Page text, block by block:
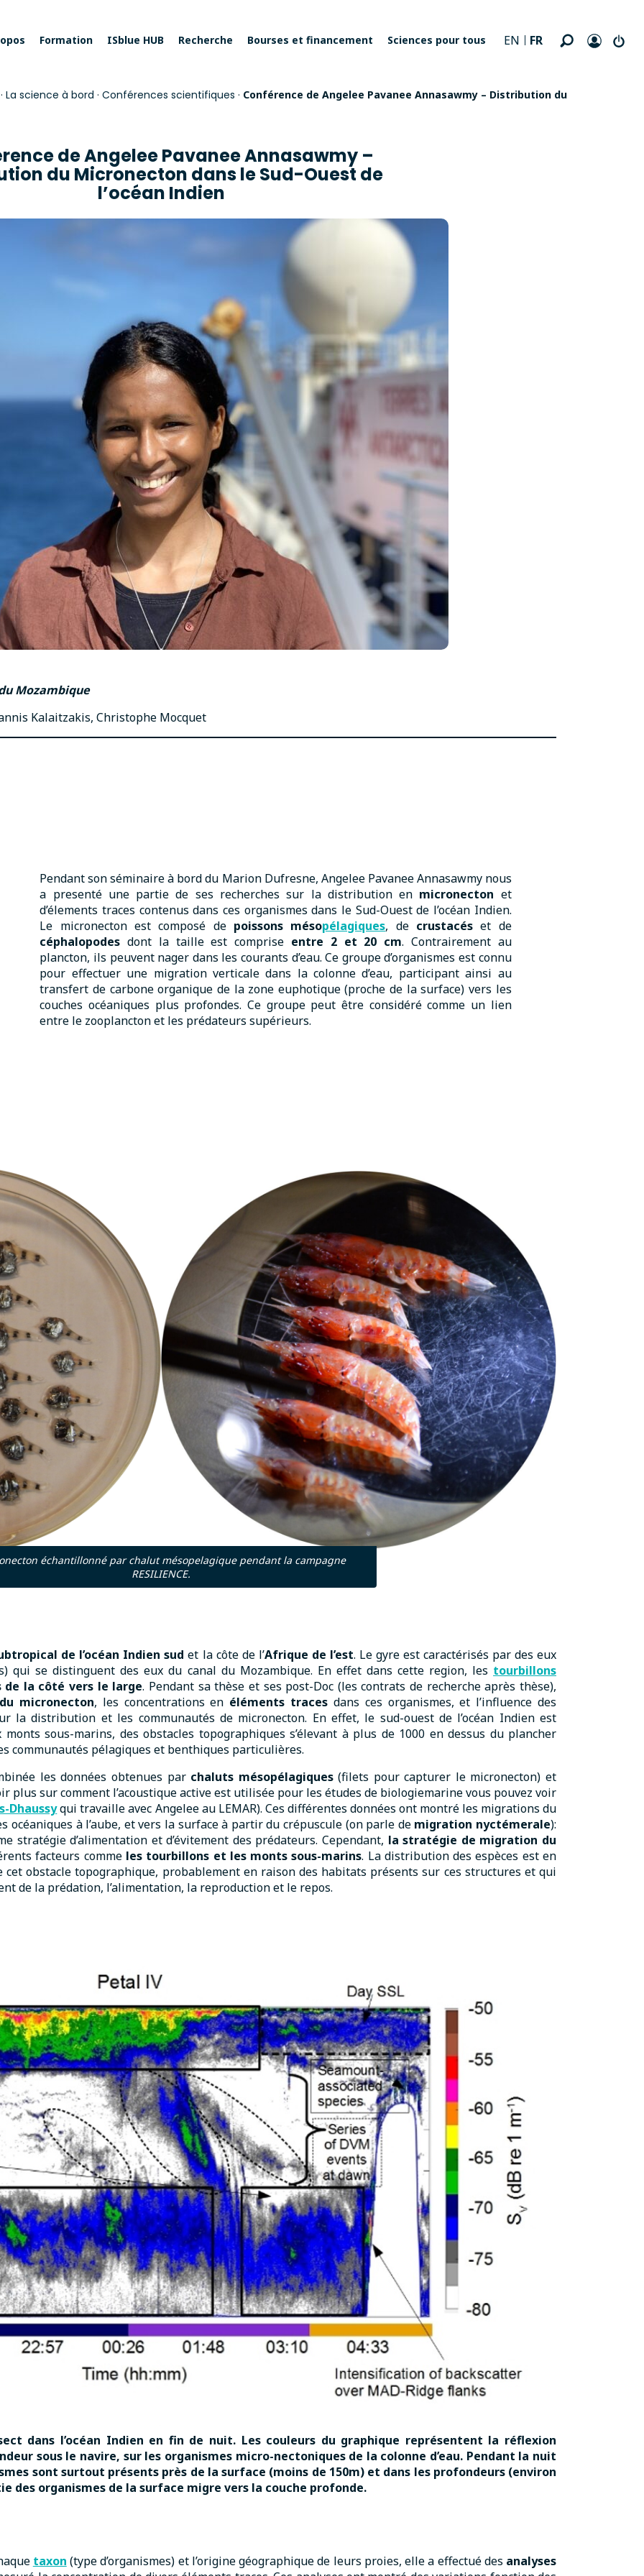
Formation ISblue HUB Recherche Bourses et financement Sciences pour tous EN FR
La science à bord · Conférences scientifiques · Conférence de Angelee Pavanee Annasawmy – Distribution du
de Angelee Pavanee Annasawmy –
du Micronecton dans le Sud-Ouest de
l’océan Indien
Mozambique
Kalaitzakis, Christophe Mocquet
Pendant son séminaire à bord du Marion Dufresne, Angelee Pavanee Annasawmy nous
a presenté une partie de ses recherches sur la distribution en micronecton et
d’élements traces contenus dans ces organismes dans le Sud-Ouest de l’océan Indien.
Le micronecton est composé de poissons mésopélagiques, de crustacéset de
céphalopodes dont la taille est comprise entre 2 et 20 cm. Contrairement au
plancton, ils peuvent nager dans les courants d’eau. Ce groupe d’organismes est connu
pour effectuer une migration verticale dans la colonne d’eau, participant ainsi au
transfert de carbone organique de la zone euphotique (proche de la surface) vers les
couches océaniques plus profondes. Ce groupe peut être considéré comme un lien
entre le zooplancton et les prédateurs supérieurs.
échantillonné par chalut mésopelagique pendant la campagne
RESILIENCE.
de l’océan Indien sud et la côte de l’Afrique de l’est. Le gyre est caractérisés par des eux
qui se distinguent des eux du canal du Mozambique. En effet dans cette region, les tourbillons
la côté vers le large. Pendant sa thèse et ses post-Doc (les contrats de recherche après thèse),
micronecton, les concentrations en éléments traces dans ces organismes, et l’influence des
la distribution et les communautés de micronecton. En effet, le sud-ouest de l’océan Indien est
sous-marins, des obstacles topographiques s’élevant à plus de 1000 en dessus du plancher
communautés pélagiques et benthiques particulières.
les données obtenues par chaluts mésopélagiques(filets pour capturer le micronecton) et
plus sur comment l’acoustique active est utilisée pour les études de biologiemarine vous pouvez voir
Dhaussyqui travaille avec Angelee au LEMAR). Ces différentes données ont montré les migrations du
océaniques à l’aube, et vers la surface à partir du crépuscule (on parle de migration nyctémerale):
stratégie d’alimentation et d’évitement des prédateurs. Cependant, la stratégie de migration du
facteurs commeles tourbillons et les monts sous-marins. La distribution des espèces est en
obstacle topographique, probablement en raison des habitats présents sur ces structures et qui
de la prédation, l’alimentation, la reproduction et le repos.
dans l’océan Indien en fin de nuit. Les couleurs du graphique représentent la réflexion
sous le navire, sur les organismes micro-nectoniques de la colonne d’eau. Pendant la nuit
sont surtout présents près de la surface (moins de 150m) et dans les profondeurs (environ
des organismes de la surface migre vers la couche profonde.
taxon (type d’organismes) et l’origine géographique de leurs proies, elle a effectué des analyses